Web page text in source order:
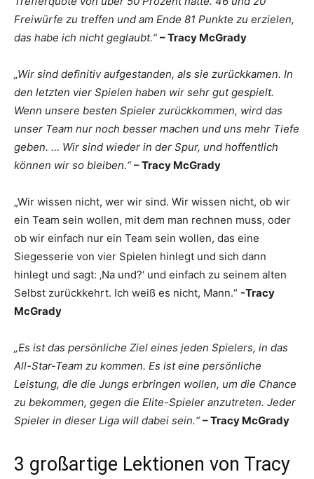
Freiwürfe zu treffen und am Ende 81 Punkte zu erzielen,
das habe ich nicht geglaubt.“ – Tracy McGrady
„Wir sind definitiv aufgestanden, als sie zurückkamen. In
den letzten vier Spielen haben wir sehr gut gespielt.
Wenn unsere besten Spieler zurückkommen, wird das
unser Team nur noch besser machen und uns mehr Tiefe
geben. … Wir sind wieder in der Spur, und hoffentlich
können wir so bleiben.“– Tracy McGrady
„Wir wissen nicht, wer wir sind. Wir wissen nicht, ob wir
ein Team sein wollen, mit dem man rechnen muss, oder
ob wir einfach nur ein Team sein wollen, das eine
Siegesserie von vier Spielen hinlegt und sich dann
hinlegt und sagt: ‚Na und?‘ und einfach zu seinem alten
Selbst zurückkehrt. Ich weiß es nicht, Mann.“ -Tracy
McGrady
„Es ist das persönliche Ziel eines jeden Spielers, in das
All-Star-Team zu kommen. Es ist eine persönliche
Leistung, die die Jungs erbringen wollen, um die Chance
zu bekommen, gegen die Elite-Spieler anzutreten. Jeder
Spieler in dieser Liga will dabei sein.“ – Tracy McGrady
3 großartige Lektionen von Tracy